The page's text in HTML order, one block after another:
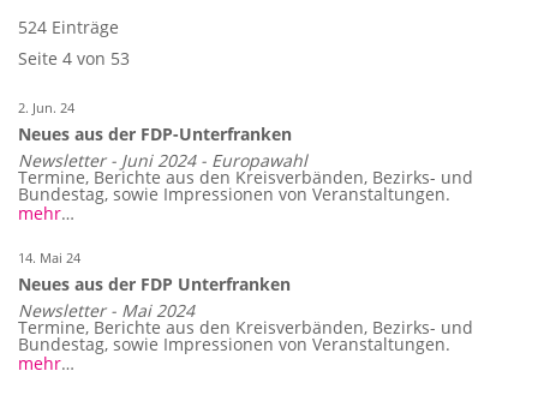
524 Einträge
Seite 4 von 53
2. Jun. 24
Neues aus der FDP-Unterfranken
Newsletter - Juni 2024 - Europawahl
Termine, Berichte aus den Kreisverbänden, Bezirks- und
Bundestag, sowie Impressionen von Veranstaltungen.
mehr…
14. Mai 24
Neues aus der FDP Unterfranken
Newsletter - Mai 2024
Termine, Berichte aus den Kreisverbänden, Bezirks- und
Bundestag, sowie Impressionen von Veranstaltungen.
mehr…